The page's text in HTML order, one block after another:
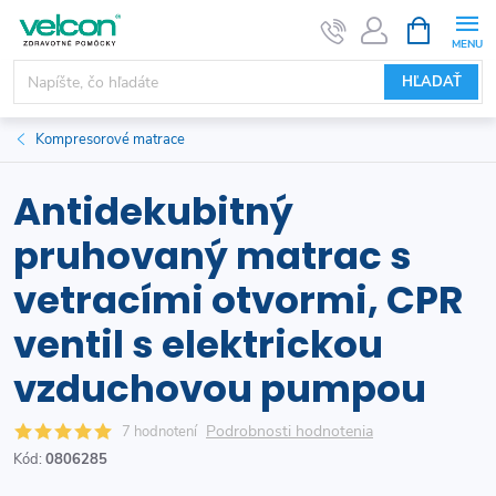
obsah
HĽADAŤ
KOŠÍK
Kompresorové matrace
Antidekubitný
pruhovaný matrac s
vetracími otvormi, CPR
ventil s elektrickou
vzduchovou pumpou
7 hodnotení Podrobnosti hodnotenia
Kód: 0806285